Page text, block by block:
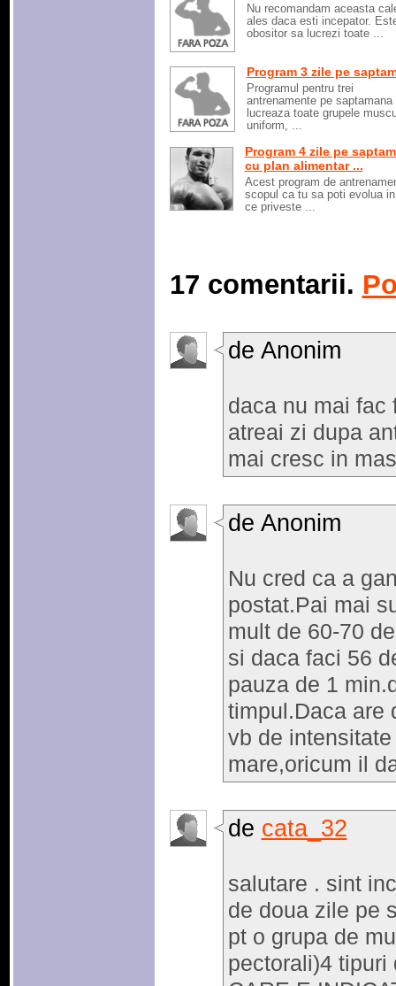
Nu recomandam aceasta
ales daca esti incepator.
obositor sa lucrezi toate ...
Program 3 zile pe
Programul pentru trei
antrenamente pe saptamana
lucreaza toate grupele
uniform, ...
Program 4 zile pe
cu plan alimentar ...
Acest program de
scopul ca tu sa poti evolua
ce priveste ...
17 comentarii.
de Anonim
daca nu mai fac
atreai zi dupa
mai cresc in
de Anonim
Nu cred ca a
postat.Pai mai
mult de 60-70
si daca faci 56
pauza de 1
timpul.Daca are
vb de
mare,oricum il
de cata_32
salutare . sint
de doua zile pe
pt o grupa de
pectorali)4 tipuri